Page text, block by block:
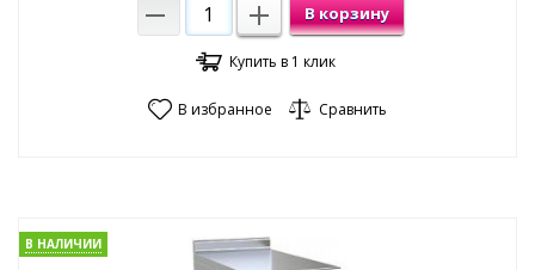
В корзину
Купить в 1 клик
В избранное Сравнить
В НАЛИЧИИ